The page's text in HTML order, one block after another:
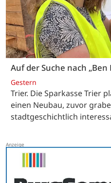
Auf der Suche nach
Gestern
Trier. Die Sparkasse Trier
einen Neubau, zuvor
stadtgeschichtlich